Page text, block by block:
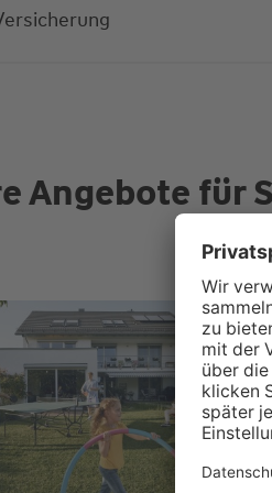
Angebote für